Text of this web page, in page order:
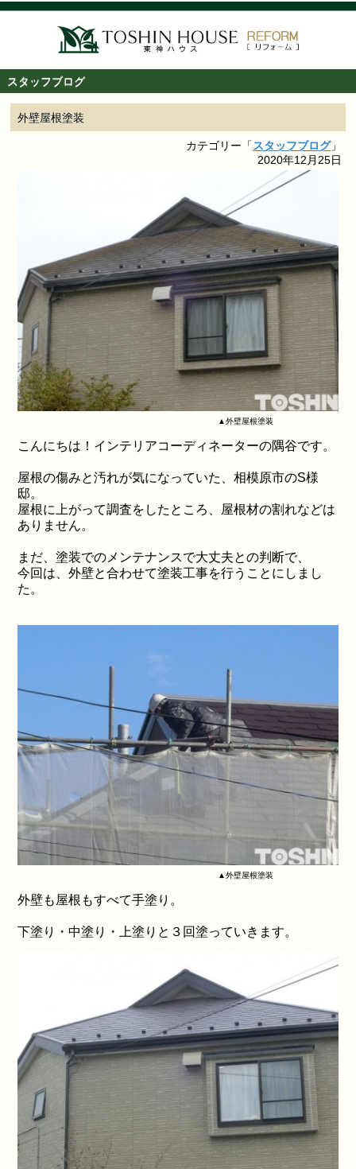
スタッフブログ
外壁屋根塗装
カテゴリー「スタッフブログ」
2020年12月25日
▲外壁屋根塗装
こんにちは！インテリアコーディネーターの隅谷です。
屋根の傷みと汚れが気になっていた、相模原市のS様
邸。
屋根に上がって調査をしたところ、屋根材の割れなどは
ありません。
まだ、塗装でのメンテナンスで大丈夫との判断で、
今回は、外壁と合わせて塗装工事を行うことにしまし
た。
▲外壁屋根塗装
外壁も屋根もすべて手塗り。
下塗り・中塗り・上塗りと３回塗っていきます。